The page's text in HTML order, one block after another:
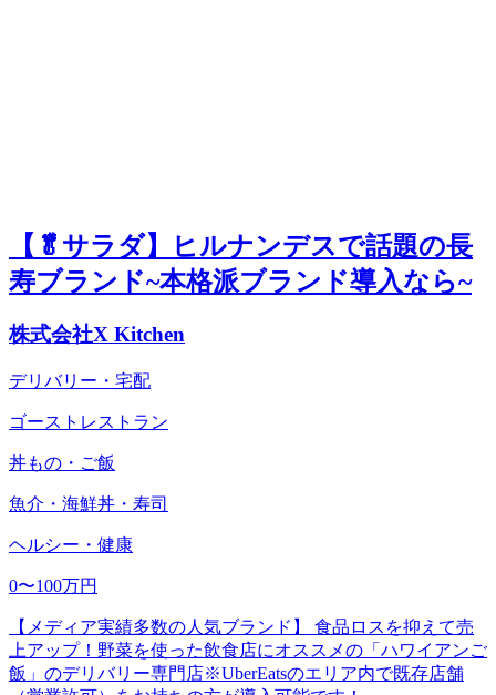
【🥬サラダ】ヒルナンデスで話題の長
寿ブランド~本格派ブランド導入なら~
株式会社X Kitchen
デリバリー・宅配
ゴーストレストラン
丼もの・ご飯
魚介・海鮮丼・寿司
ヘルシー・健康
0〜100万円
【メディア実績多数の人気ブランド】 食品ロスを抑えて売
上アップ！野菜を使った飲食店にオススメの「ハワイアンご
飯」のデリバリー専門店※UberEatsのエリア内で既存店舗